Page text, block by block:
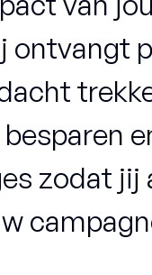
ontvangt
zodat